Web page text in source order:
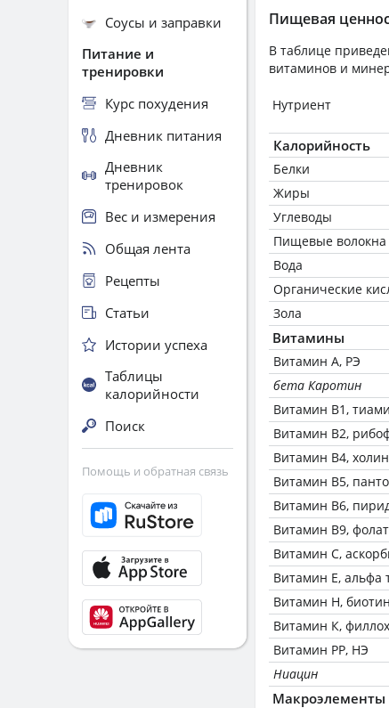
Пищевая
В таблице
витаминов и
Нутриент
Калорийность
Белки
Жиры
Углеводы
Пищевые волокна
Вода
Органические
Зола
Витамины
Витамин А, РЭ
бета Каротин
Витамин В1,
Витамин В2,
Витамин В4, холин
Витамин В5,
Витамин В6,
Витамин В9,
Витамин C,
Витамин Е, альфа
Витамин Н, биотин
Витамин К,
Витамин РР, НЭ
Ниацин
Макроэлементы
Соусы и заправки
Питание и
тренировки
Курс похудения
Дневник питания
Дневник
тренировок
Вес и измерения
Общая лента
Рецепты
Статьи
Истории успеха
Таблицы
калорийности
Поиск
Помощь и обратная связь